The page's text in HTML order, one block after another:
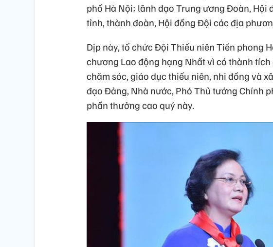
phố Hà Nội; lãnh đạo Trung ương Đoàn,
tỉnh, thành đoàn, Hội đồng Đội các địa
Dịp này, tổ chức Đội Thiếu niên Tiền phong
chương Lao động hạng Nhất vì có thành
chăm sóc, giáo dục thiếu niên, nhi đồng và
đạo Đảng, Nhà nước, Phó Thủ tướng Chính
phần thưởng cao quý này.